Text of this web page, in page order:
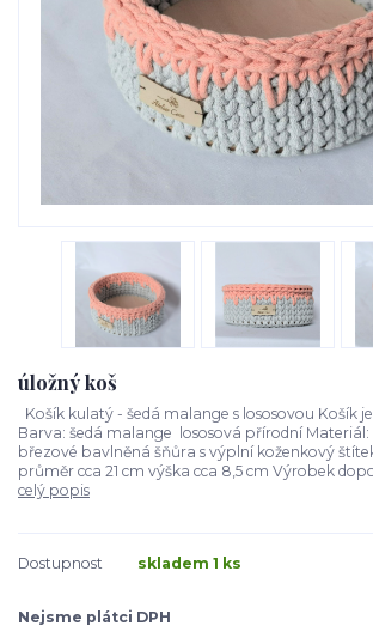
úložný koš
Košík kulatý - šedá malange s lososovou Košík
Barva: šedá malange lososová přírodní Materiál:
březové bavlněná šňůra s výplní koženkový
průměr cca 21 cm výška cca 8,5 cm Výrobek
celý popis
Dostupnost skladem 1 ks
Nejsme plátci DPH